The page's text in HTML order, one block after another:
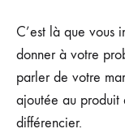
C’est là que vous
donner à votre
parler de votre
ajoutée au produit
différencier.